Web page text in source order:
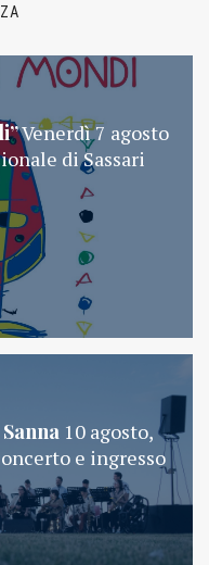
Venerdì 7 agosto
di Sassari
10 agosto,
e ingresso